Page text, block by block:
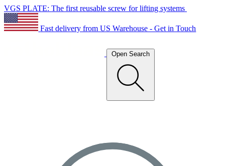
VGS PLATE: The first reusable screw for lifting systems
Fast delivery from US Warehouse - Get in Touch
Open Search